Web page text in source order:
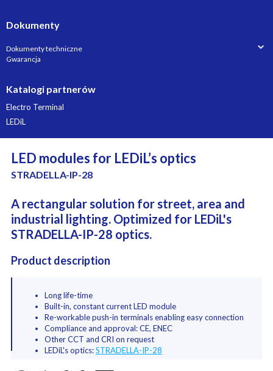
Dokumenty
Dokumenty techniczne
Gwarancja
Katalogi partnerów
Electro Terminal
LEDiL
LED modules for LEDiL’s optics
STRADELLA-IP-28
A rectangular solution for street, area and
industrial lighting. Optimized for LEDiL's
STRADELLA-IP-28 optics.
Product description
Long life-time
Built-in, constant current LED module
Re-workable push-in terminals enabling easy connection
Compliance and approval: CE, ENEC
Other CCT and CRI on request
LEDiL's optics:STRADELLA-IP-28